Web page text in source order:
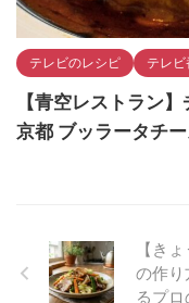
テレビのレシピ テレビ
【青空レストラン
京都 ブッラータチー
【き
の作り
るプロ